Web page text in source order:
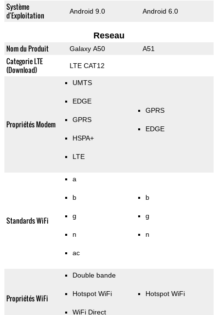
Système
d'Exploitation
Android 9.0 Android 6.0
Reseau
Nom du Produit Galaxy A50 A51
Categorie LTE
(Download)
LTE CAT12
Propriétés Modem
UMTS
EDGE
GPRS
HSPA+
LTE
GPRS
EDGE
Standards WiFi
a
b
g
n
ac
b
g
n
Propriétés WiFi
Double bande
Hotspot WiFi
WiFi Direct
Hotspot WiFi